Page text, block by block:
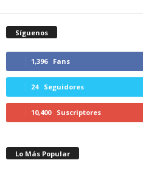
Síguenos
1,396 Fans
24 Seguidores
10,400 Suscriptores
Lo Más Popular